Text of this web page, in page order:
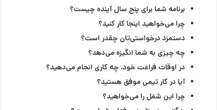
برنامه شما برای پنج سال آینده چیست؟
چرا می‌خواهید اینجا کار کنید؟
دستمزد درخواستی‌تان چقدر است؟
چه چیزی به شما انگیزه می‌دهد؟
در اوقات فراغت خود، چه کاری انجام می‌دهید؟
آیا در کار تیمی موفق هستید؟
چرا این شغل را می‌خواهید؟